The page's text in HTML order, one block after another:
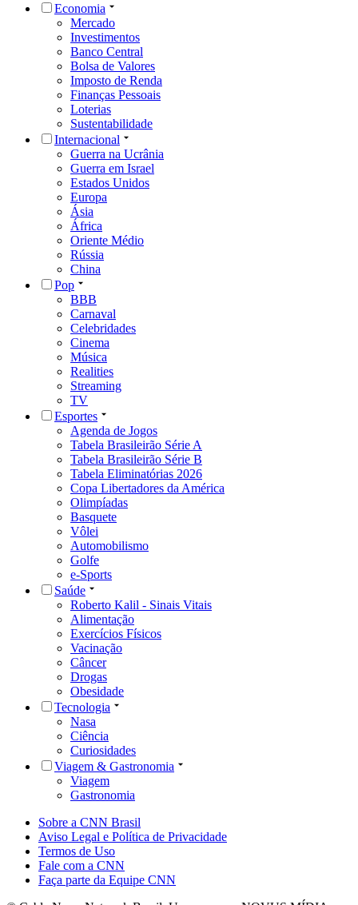
Economia
Mercado
Investimentos
Banco Central
Bolsa de Valores
Imposto de Renda
Finanças Pessoais
Loterias
Sustentabilidade
Internacional
Guerra na Ucrânia
Guerra em Israel
Estados Unidos
Europa
Ásia
África
Oriente Médio
Rússia
China
Pop
BBB
Carnaval
Celebridades
Cinema
Música
Realities
Streaming
TV
Esportes
Agenda de Jogos
Tabela Brasileirão Série A
Tabela Brasileirão Série B
Tabela Eliminatórias 2026
Copa Libertadores da América
Olimpíadas
Basquete
Vôlei
Automobilismo
Golfe
e-Sports
Saúde
Roberto Kalil - Sinais Vitais
Alimentação
Exercícios Físicos
Vacinação
Câncer
Drogas
Obesidade
Tecnologia
Nasa
Ciência
Curiosidades
Viagem & Gastronomia
Viagem
Gastronomia
Sobre a CNN Brasil
Aviso Legal e Política de Privacidade
Termos de Uso
Fale com a CNN
Faça parte da Equipe CNN